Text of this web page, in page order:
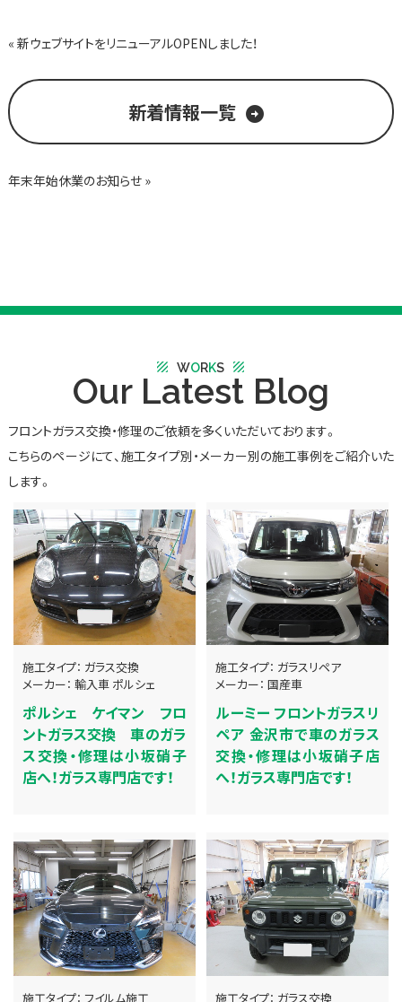
« 新ウェブサイトをリニューアルOPENしました！
新着情報一覧 arrow_circle_right
年末年始休業のお知らせ »
texture WORKS texture
Our Latest Blog
フロントガラス交換・修理のご依頼を多くいただいております。
こちらのページにて、施工タイプ別・メーカー別の施工事例をご紹介いた
します。
施工タイプ： ガラス交換
メーカー： 輸入車 ポルシェ
ポルシェ ケイマン フロ
ントガラス交換 車のガラ
ス交換・修理は小坂硝子
店へ！ガラス専門店です！
施工タイプ： ガラスリペア
メーカー： 国産車
ルーミー フロントガラスリ
ペア 金沢市で車のガラス
交換・修理は小坂硝子店
へ！ガラス専門店です！
施工タイプ： フイルム施工 施工タイプ： ガラス交換